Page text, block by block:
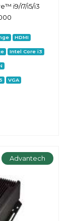
i9/i7/i5/i3
HDMI
Intel Core i3
VGA
Advantech